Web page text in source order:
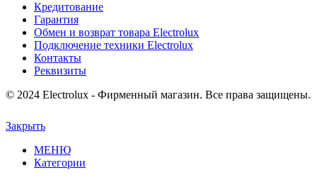
Кредитование
Гарантия
Обмен и возврат товара Electrolux
Подключение техники Electrolux
Контакты
Реквизиты
© 2024 Electrolux - Фирменный магазин. Все права защищены.
Закрыть
МЕНЮ
Категории